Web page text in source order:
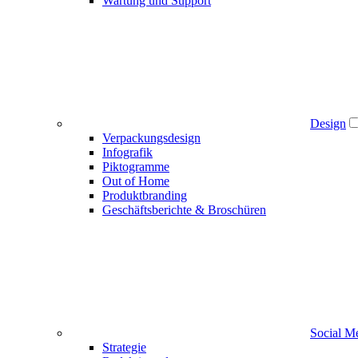
Design
Verpackungsdesign
Infografik
Piktogramme
Out of Home
Produktbranding
Geschäftsberichte & Broschüren
Social
Strategie